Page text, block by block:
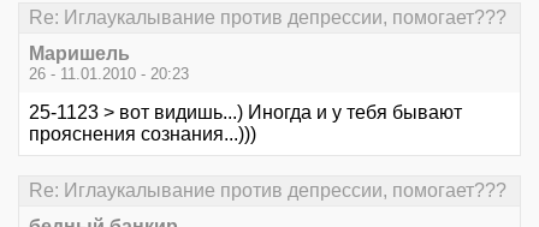
Re: Иглаукалывание против депрессии, помогает???
Маришель
26 - 11.01.2010 - 20:23
25-1123 > вот видишь...) Иногда и у тебя бывают
прояснения сознания...)))
Re: Иглаукалывание против депрессии, помогает???